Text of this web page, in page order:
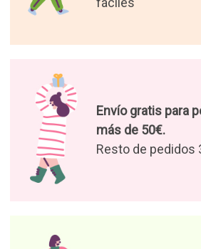
Envío gratis para
más de 50€.
Resto de pedidos